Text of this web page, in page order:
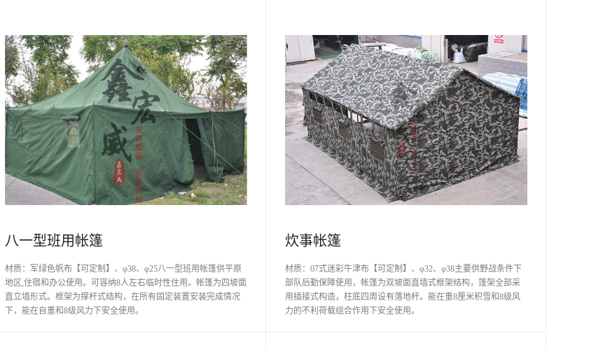
八一型班用帐篷
材质：军绿色帆布【可定制】、φ38、φ25八一型班用帐篷供平原
地区,住宿和办公使用。可容纳8人左右临时性住用。帐篷为四坡面
直立墙形式。框架为撑杆式结构，在所有固定装置安装完成情况
下，能在自重和8级风力下安全使用。
炊事帐篷
材质：07式迷彩牛津布【可定制】、φ32、φ38主要供野战条件下
部队后勤保障使用，帐篷为双坡面直墙式框架结构，篷架全部采
用插接式构造，柱底四周设有落地杆。能在重8厘米积雪和8级风
力的不利荷载组合作用下安全使用。